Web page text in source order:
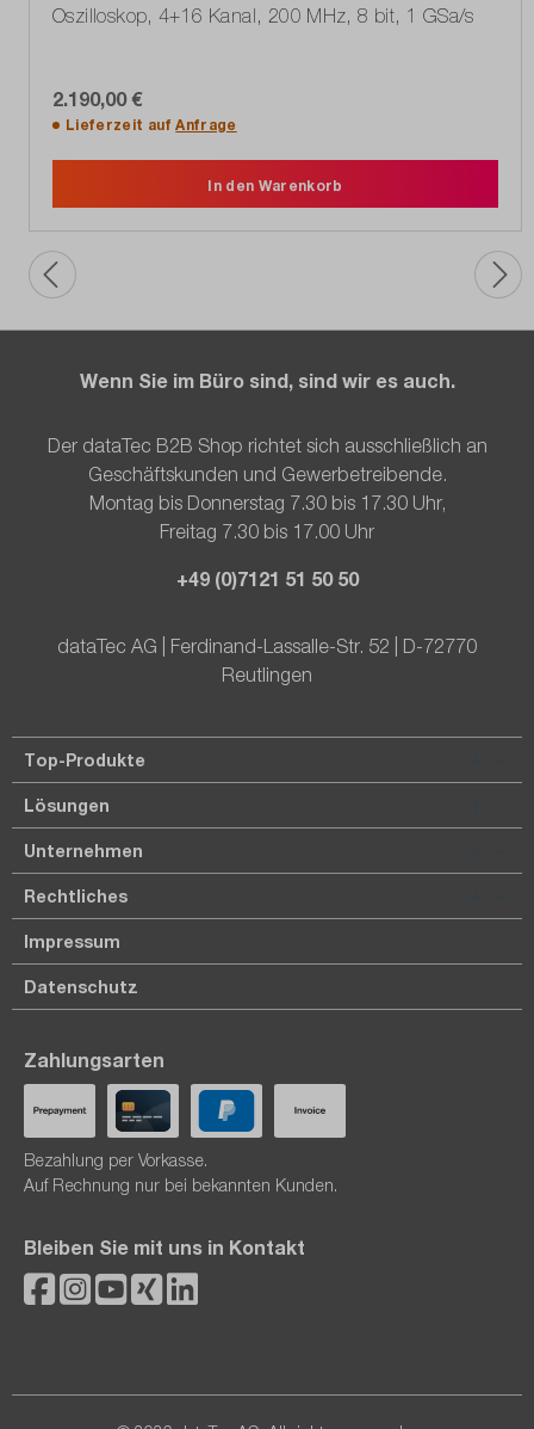
Oszilloskop, 4+16 Kanal, 200 MHz, 8 bit, 1 GSa/s
2.190,00 €
Lieferzeit aufAnfrage
In den Warenkorb
Wenn Sie im Büro sind, sind wir es auch.
Der dataTec B2B Shop richtet sich ausschließlich an
Geschäftskunden und Gewerbetreibende.
Montag bis Donnerstag 7.30 bis 17.30 Uhr,
Freitag 7.30 bis 17.00 Uhr
+49 (0)7121 51 50 50
dataTec AG | Ferdinand-Lassalle-Str. 52 | D-72770
Reutlingen
Top-Produkte
Lösungen
Unternehmen
Rechtliches
Impressum
Datenschutz
Zahlungsarten
Bezahlung per Vorkasse.
Auf Rechnung nur bei bekannten Kunden.
Bleiben Sie mit uns in Kontakt